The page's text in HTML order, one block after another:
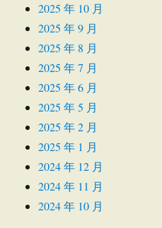
2025 年 10 月
2025 年 9 月
2025 年 8 月
2025 年 7 月
2025 年 6 月
2025 年 5 月
2025 年 2 月
2025 年 1 月
2024 年 12 月
2024 年 11 月
2024 年 10 月